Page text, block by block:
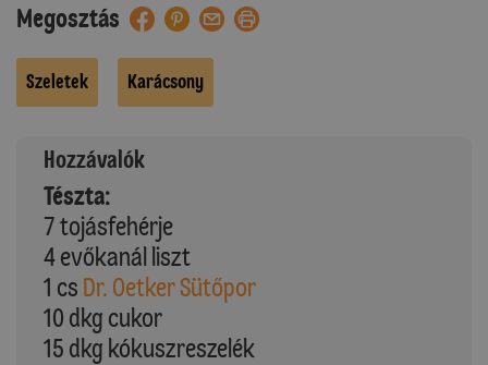
Megosztás
Szeletek Karácsony
Hozzávalók
Tészta:
7 tojásfehérje
4 evőkanál liszt
1 cs Dr. Oetker Sütőpor
10 dkg cukor
15 dkg kókuszreszelék